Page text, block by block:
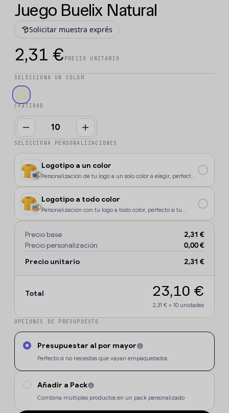
Juego Buelix Natural
Solicitar muestra exprés
2,31 € PRECIO UNITARIO
SELECCIONA UN COLOR
CANTIDAD
SELECCIONA PERSONALIZACIONES
Logotipo a un color
Personalización de tu logo a un solo color a elegir, perfecto
Logotipo a todo color
Personalización con tu logo a todo color, perfecto si tu
Precio base
2,31 €
Precio personalización
0,00 €
Precio unitario
2,31 €
Total 23,10 €
2,31 € × 10 unidades
OPCIONES DE PRESUPUESTO
Presupuestar al por mayor
Perfecto si no necesitas que vayan empaquetados
Añadir a Pack
Combina múltiples productos en un pack personalizado